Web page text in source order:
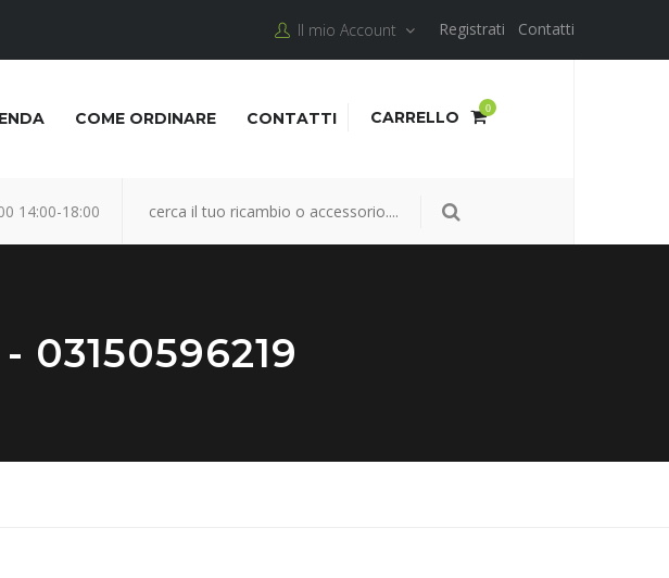
Il mio Account Registrati Contatti
COME ORDINARE CONTATTI CARRELLO 0
14:00-18:00
03150596219